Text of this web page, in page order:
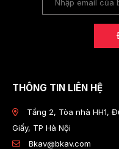
THÔNG TIN LIÊN HỆ
Tầng 2, Tòa nhà HH1,
Giấy, TP Hà Nội
Bkav@bkav.com